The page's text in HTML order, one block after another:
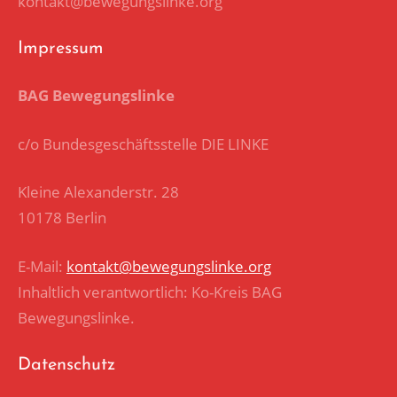
Impressum
BAG Bewegungslinke
c/o Bundesgeschäftsstelle DIE LINKE
Kleine Alexanderstr. 28
10178 Berlin
E-Mail: kontakt@bewegungslinke.org
Inhaltlich verantwortlich: Ko-Kreis BAG
Bewegungslinke.
Datenschutz